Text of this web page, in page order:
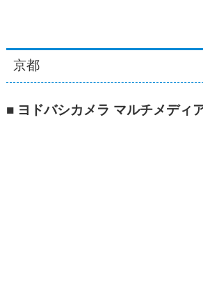
京都
■ ヨドバシカメラ マルチメディ